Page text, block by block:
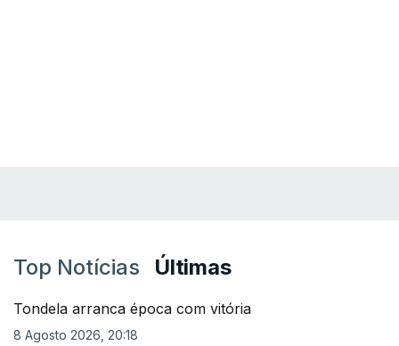
Top Notícias Últimas
Tondela arranca época com vitória
8 Agosto 2026, 20:18